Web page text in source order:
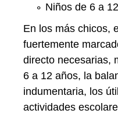
Niños de 6 a
En los más chicos,
fuertemente
directo necesarias,
6 a 12 años, la
indumentaria, los
actividades